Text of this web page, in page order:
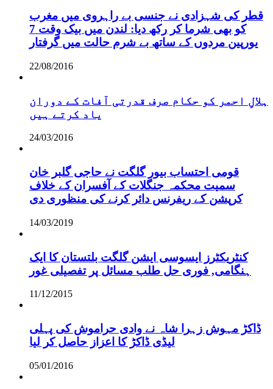
قطر کی شہزادی نے جنسی بے راہروی میں مغرب
کو بھی شرما کر رکھ دیا: لندن میں بیک وقت 7
یورپین مردوں کے ساتھ بے شرم حالت میں گرفتار
22/08/2016
ہلالِ احمر کو حکام صرف قدرتی آفات کے دوران
یاد کرتے ہیں
24/03/2016
قومی احتساب بیور گلگت نے حاجی گلبر خان
سمیت محکمہ جنگلات کے آفسران کے خلاف
کرپشن کے ریفرنس دائر کرنے کی منظوری دی
14/03/2019
کنٹریکٹرز ایسوسی ایشن گلگت بلتستان کا ایک
ہنگامی, فوری حل طلب مسائل پر تفصیلی غور
11/12/2015
ڈاکڑ مہوش زہرا شاہ نے وادی حراموش کی پہلی
لیڈی ڈاکڑ کا اعزاز حاصل کر لیا
05/01/2016